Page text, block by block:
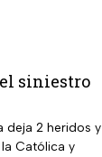
siniestro
deja 2 heridos y
Católica y